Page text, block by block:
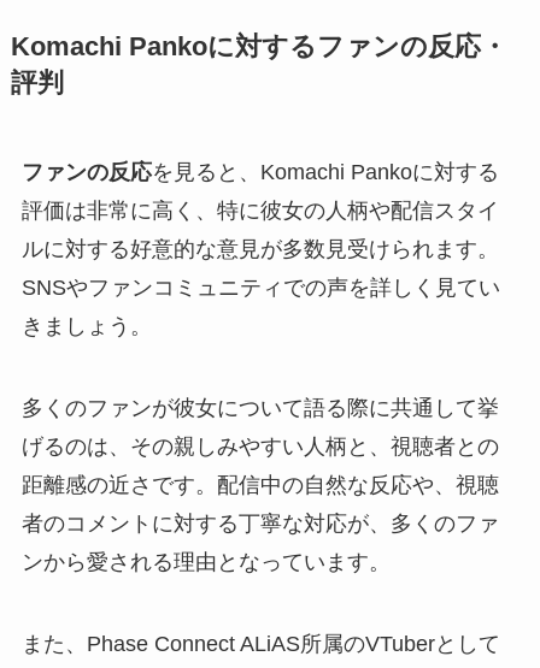
Komachi Pankoに対するファンの反応・
評判
ファンの反応を見ると、Komachi Pankoに対する
評価は非常に高く、特に彼女の人柄や配信スタイ
ルに対する好意的な意見が多数見受けられます。
SNSやファンコミュニティでの声を詳しく見てい
きましょう。
多くのファンが彼女について語る際に共通して挙
げるのは、その親しみやすい人柄と、視聴者との
距離感の近さです。配信中の自然な反応や、視聴
者のコメントに対する丁寧な対応が、多くのファ
ンから愛される理由となっています。
また、Phase Connect ALiAS所属のVTuberとして